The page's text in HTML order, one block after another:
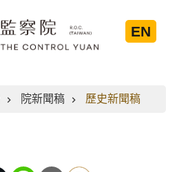
EN
院新聞稿 歷史新聞稿